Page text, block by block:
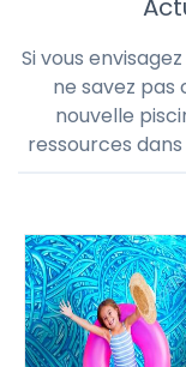
Si vous
ne savez
nouvelle
ressources